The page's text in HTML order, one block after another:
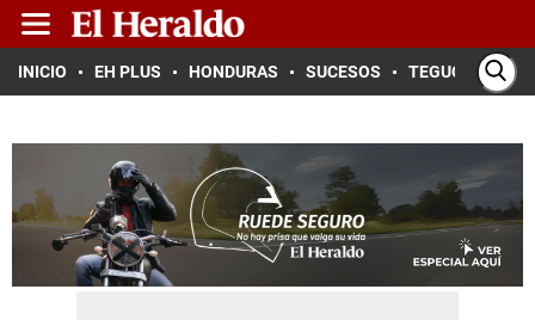
INICIO EH PLUS HONDURAS SUCESOS TEGUCIGALPA